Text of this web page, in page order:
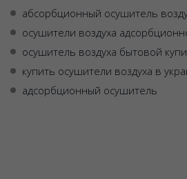
абсорбционный осушитель
осушители воздуха
осушитель воздуха бытовой
купить осушители воздуха в
адсорбционный осушитель